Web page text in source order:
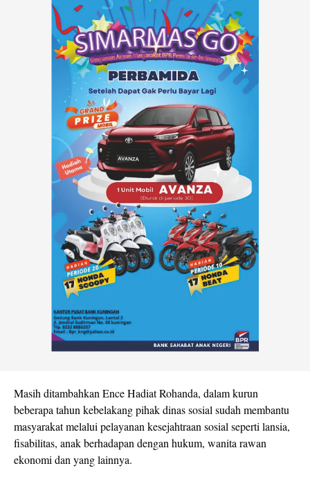
Masih ditambahkan Ence Hadiat Rohanda, dalam kurun
beberapa tahun kebelakang pihak dinas sosial sudah membantu
masyarakat melalui pelayanan kesejahtraan sosial seperti lansia,
fisabilitas, anak berhadapan dengan hukum, wanita rawan
ekonomi dan yang lainnya.